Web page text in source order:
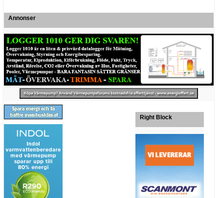
Annonser
Right Block